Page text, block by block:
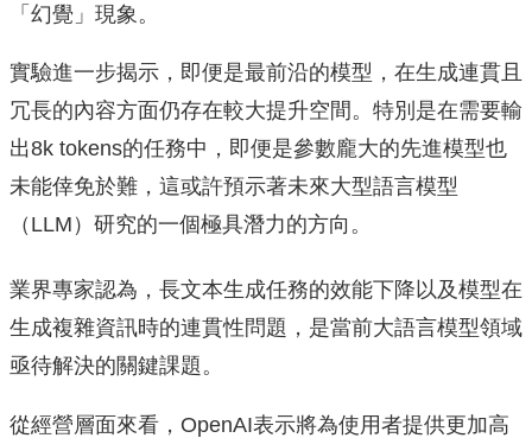
「幻覺」現象。
實驗進一步揭示，即便是最前沿的模型，在生成連貫且
冗長的內容方面仍存在較大提升空間。特別是在需要輸
出8k tokens的任務中，即便是參數龐大的先進模型也
未能倖免於難，這或許預示著未來大型語言模型
（LLM）研究的一個極具潛力的方向。
業界專家認為，長文本生成任務的效能下降以及模型在
生成複雜資訊時的連貫性問題，是當前大語言模型領域
亟待解決的關鍵課題。
從經營層面來看，OpenAI表示將為使用者提供更加高